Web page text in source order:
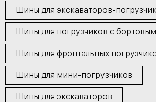
Шины для экскаваторов-
Шины для погрузчиков с
Шины для фронтальных
Шины для мини-погрузчиков
Шины для экскаваторов